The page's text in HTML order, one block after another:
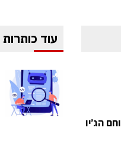
הג’יו
עוד כותרות